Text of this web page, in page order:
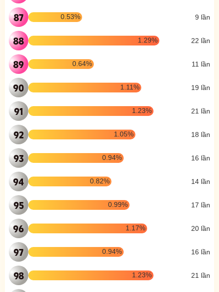
87 0.53% 9 lần
88 1.29% 22 lần
89 0.64% 11 lần
90 1.11% 19 lần
91 1.23% 21 lần
92 1.05% 18 lần
93 0.94% 16 lần
94 0.82% 14 lần
95 0.99% 17 lần
96 1.17% 20 lần
97 0.94% 16 lần
98 1.23% 21 lần